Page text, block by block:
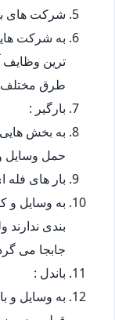
شرکت های
به شرکت
ترین وظایف
طرق مختلف
بارگیر :
به بخش
حمل وسایل
بار های فله
به وسایل و
بندی
جابجا می
باندل :
به وسایل و